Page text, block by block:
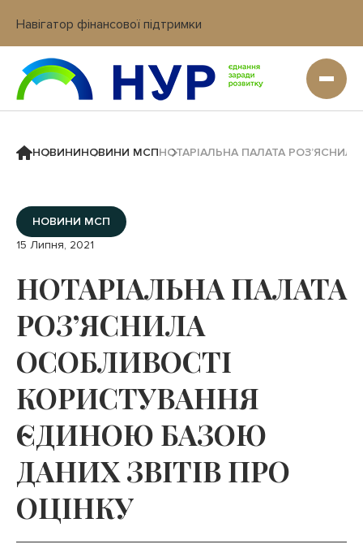
Навігатор фінансової підтримки
Вхід в кабінет IT платформи
НОВИНИНОВИНИ МСПНОТАРІАЛЬНА ПАЛАТА
НОВИНИ МСП
15 Липня, 2021
НОТАРІАЛЬНА ПАЛАТА
РОЗ’ЯСНИЛА
ОСОБЛИВОСТІ
КОРИСТУВАННЯ
ЄДИНОЮ БАЗОЮ
ДАНИХ ЗВІТІВ ПРО
ОЦІНКУ